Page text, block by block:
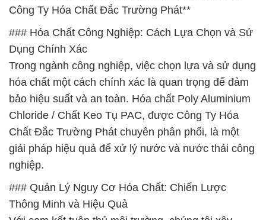
Công Ty Hóa Chất Đắc Trường Phát**
### Hóa Chất Công Nghiệp: Cách Lựa Chọn và Sử
Dụng Chính Xác
Trong ngành công nghiệp, việc chọn lựa và sử dụng
hóa chất một cách chính xác là quan trọng để đảm
bảo hiệu suất và an toàn. Hóa chất Poly Aluminium
Chloride / Chất Keo Tụ PAC, được Công Ty Hóa
Chất Đắc Trường Phát chuyên phân phối, là một
giải pháp hiệu quả để xử lý nước và nước thải công
nghiệp.
### Quản Lý Nguy Cơ Hóa Chất: Chiến Lược
Thông Minh và Hiệu Quả